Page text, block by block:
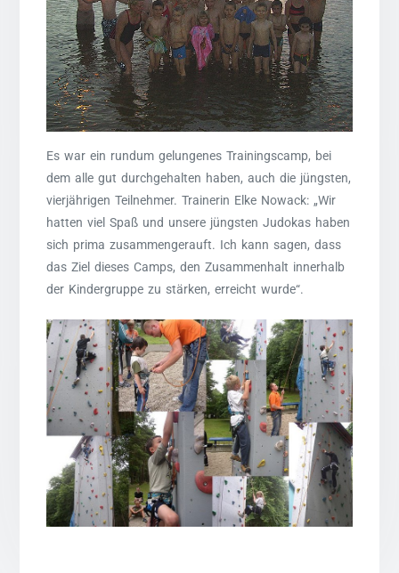
Es war ein rundum gelungenes Trainingscamp, bei
dem alle gut durchgehalten haben, auch die jüngsten,
vierjährigen Teilnehmer. Trainerin Elke Nowack: „Wir
hatten viel Spaß und unsere jüngsten Judokas haben
sich prima zusammengerauft. Ich kann sagen, dass
das Ziel dieses Camps, den Zusammenhalt innerhalb
der Kindergruppe zu stärken, erreicht wurde“.